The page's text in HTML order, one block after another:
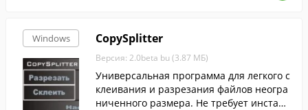
Windows CopySplitter
Версия: 2.0beta bu (3.87 МБ)
Универсальная программа для легкого с
клеивания и разрезания файлов неогра
ниченного размера. Не требует инсталл